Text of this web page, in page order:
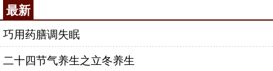
最新
巧用药膳调失眠
二十四节气养生之立冬养生